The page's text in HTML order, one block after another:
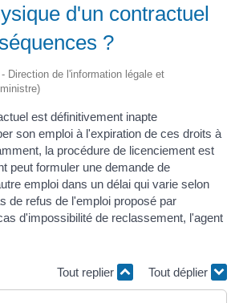
d'un contractuel
?
Direction de l'information légale et
est définitivement inapte
son emploi à l'expiration de ces droits à
la procédure de licenciement est
peut formuler une demande de
emploi dans un délai qui varie selon
de refus de l'emploi proposé par
d'impossibilité de reclassement, l'agent
Tout replier Tout déplier